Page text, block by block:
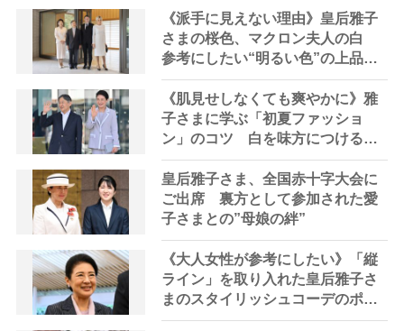
《派手に見えない理由》皇后雅子
さまの桜色、マクロン夫人の白
参考にしたい“明るい色”の上品な
使い方
《肌見せしなくても爽やかに》雅
子さまに学ぶ「初夏ファッショ
ン」のコツ 白を味方につける着
こなし術
皇后雅子さま、全国赤十字大会に
ご出席 裏方として参加された愛
子さまとの”母娘の絆”
《大人女性が参考にしたい》「縦
ライン」を取り入れた皇后雅子さ
まのスタイリッシュコーデのポイ
ント